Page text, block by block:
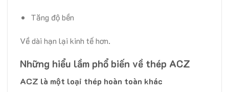
Tăng độ bền
Về dài hạn lại kinh tế hơn.
Những hiểu lầm phổ biến về thép ACZ
ACZ là một loại thép hoàn toàn khác